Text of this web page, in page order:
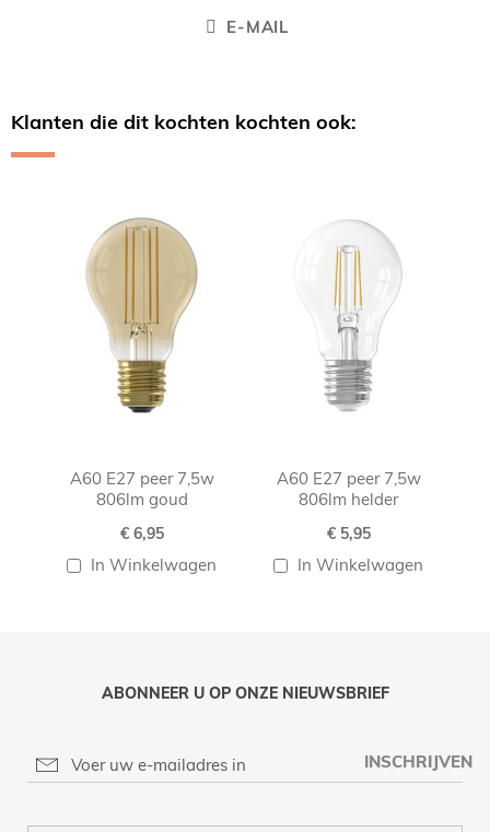
E-MAIL
Klanten die dit kochten kochten ook:
A60 E27 peer 7,5w
806lm goud
€ 6,95
In Winkelwagen
A60 E27 peer 7,5w
806lm helder
€ 5,95
In Winkelwagen
ABONNEER U OP ONZE NIEUWSBRIEF
INSCHRIJVEN